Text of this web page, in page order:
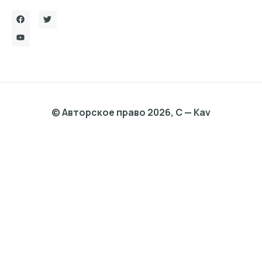
© Авторское право 2026, C — Kav